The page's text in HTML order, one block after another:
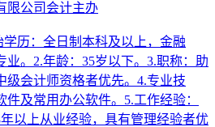
限公司会计主办
历：全日制本科及以上，金融
业。2.年龄：35岁以下。3.职称：助
级会计师资格者优先。4.专业技
件及常用办公软件。5.工作经验：
以上从业经验，具有管理经验者优